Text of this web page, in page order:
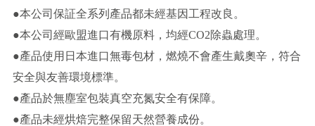
●本公司保証全系列產品都未經基因工程改良。
●本公司經歐盟進口有機原料，均經CO2除蟲處理。
●產品使用日本進口無毒包材，燃燒不會產生戴奧辛，符合
安全與友善環境標準。
●產品於無塵室包裝真空充氮安全有保障。
●產品未經烘焙完整保留天然營養成份。